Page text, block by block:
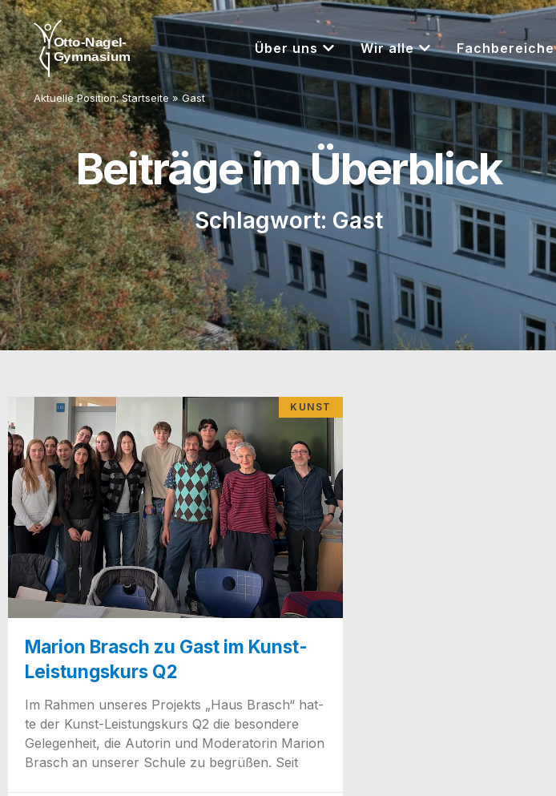
Über uns Wir alle Fachbereiche
Aktuelle Position:Startseite »Gast
Beiträge im Überblick
Schlagwort: Gast
KUNST
Marion Brasch zu Gast im Kunst-
Leistungskurs Q2
Im Rah­men unse­res Pro­jekts „Haus Brasch“ hat­
te der Kunst-Leis­­tungs­­­kurs Q2 die beson­de­re
Gele­gen­heit, die Autorin und Mode­ra­to­rin Mari­on
Brasch an unse­rer Schu­le zu begrü­ßen. Seit